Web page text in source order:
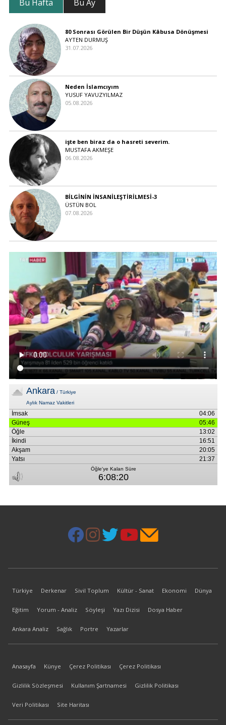
Bu Hafta Bu Ay
80 Sonrası Görülen Bir Düşün Kâbusa Dönüşmesi
AYTEN DURMUŞ
31.07.2026
Neden İslamcıyım
YUSUF YAVUZYILMAZ
05.08.2026
işte ben biraz da o hasreti severim.
MUSTAFA AKMEŞE
06.08.2026
BİLGİNİN İNSANİLEŞTİRİLMESİ-3
ÜSTÜN BOL
07.08.2026
Türkiye Derkenar Sivil Toplum Kültür - Sanat Ekonomi Dünya
Eğitim Yorum - Analiz Söyleşi Yazı Dizisi Dosya Haber
Ankara Analiz Sağlık Portre Yazarlar
Anasayfa Künye Çerez Politikası Çerez Politikası
Gizlilik Sözleşmesi Kullanım Şartnamesi Gizlilik Politikası
Veri Politikası Site Haritası